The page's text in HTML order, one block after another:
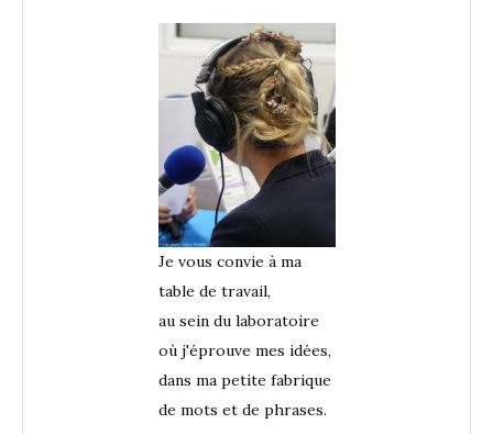
Je vous convie à ma
table de travail,
au sein du laboratoire
où j'éprouve mes idées,
dans ma petite fabrique
de mots et de phrases.